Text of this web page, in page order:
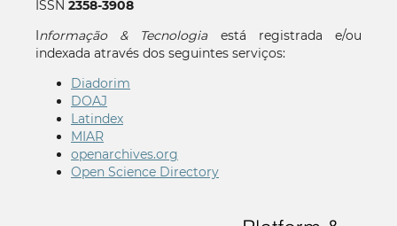
ISSN 2358-3908
Informação & Tecnologiaestá registrada e/ou
indexada através dos seguintes serviços:
Diadorim
DOAJ
Latindex
MIAR
openarchives.org
Open Science Directory